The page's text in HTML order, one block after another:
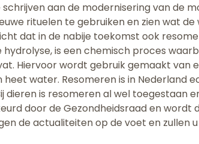
aan de modernisering van de
rituelen te gebruiken en zien wat de
dat in de nabije toekomst ook
is een chemisch proces
Hiervoor wordt gebruik gemaakt van
water. Resomeren is in Nederland
dieren is resomeren al wel toegestaan
door de Gezondheidsraad en
de actualiteiten op de voet en zullen